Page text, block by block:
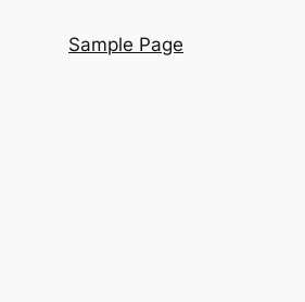
Sample Page